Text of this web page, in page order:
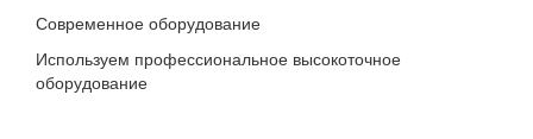
Современное оборудование
Используем профессиональное высокоточное
оборудование